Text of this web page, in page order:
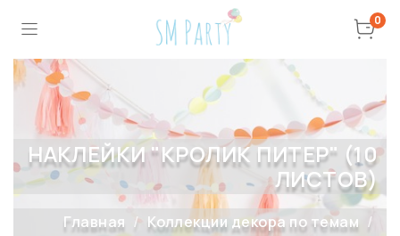
0
НАКЛЕЙКИ "КРОЛИК ПИТЕР" (10
ЛИСТОВ)
Главная
Коллекции декора по темам